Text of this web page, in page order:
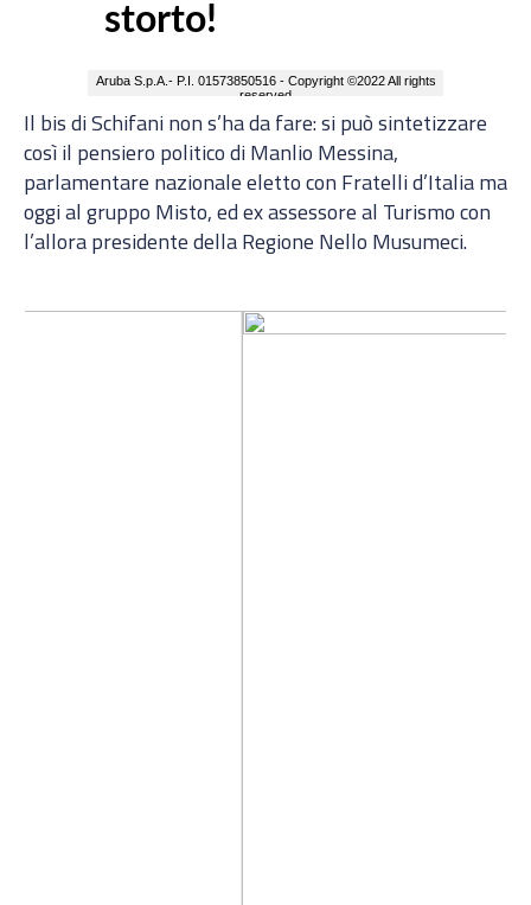
Il bis di Schifani non s’ha da fare: si può sintetizzare
così il pensiero politico di Manlio Messina,
parlamentare nazionale eletto con Fratelli d’Italia ma
oggi al gruppo Misto, ed ex assessore al Turismo con
l’allora presidente della Regione Nello Musumeci.